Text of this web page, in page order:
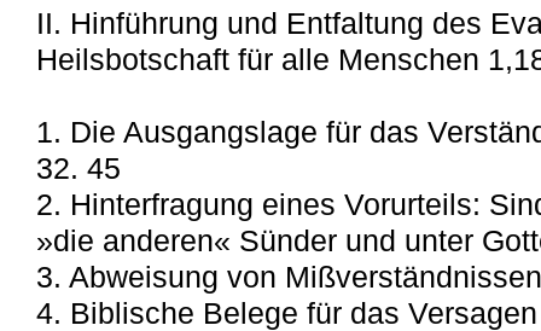
II. Hinführung und Entfaltung des
Heilsbotschaft für alle Menschen
1. Die Ausgangslage für das
32. 45
2. Hinterfragung eines Vorurteils:
»die anderen« Sünder und unter
3. Abweisung von
4. Biblische Belege für das